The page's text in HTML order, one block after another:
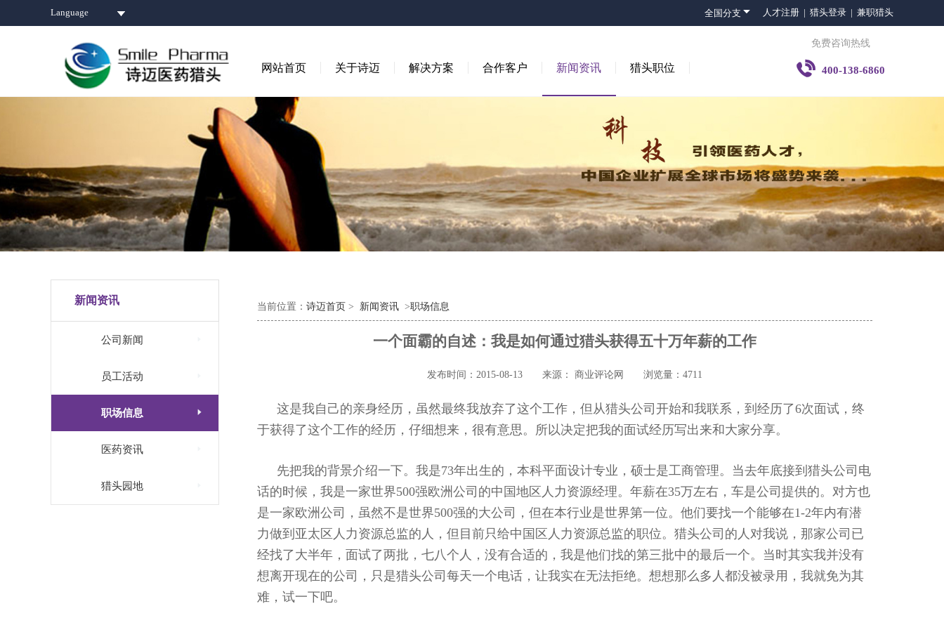
Language 全国分支  人才注册 | 猎头登录 | 兼职猎头
网站首页 关于诗迈 解决方案 合作客户 新闻资讯 猎头职位
免费咨询热线
 400-138-6860
新闻资讯
公司新闻
员工活动
职场信息 
医药资讯
猎头园地
当前位置： 诗迈首页 > 新闻资讯 >职场信息
一个面霸的自述：我是如何通过猎头获得五十万年薪的工作
发布时间：2015-08-13 来源： 商业评论网 浏览量：4711
这是我自己的亲身经历，虽然最终我放弃了这个工作，但从猎头公司开始和我联系，到经历了6次面试，终
于获得了这个工作的经历，仔细想来，很有意思。所以决定把我的面试经历写出来和大家分享。
先把我的背景介绍一下。我是73年出生的，本科平面设计专业，硕士是工商管理。当去年底接到猎头公司电
话的时候，我是一家世界500强欧洲公司的中国地区人力资源经理。年薪在35万左右，车是公司提供的。对方也
是一家欧洲公司，虽然不是世界500强的大公司，但在本行业是世界第一位。他们要找一个能够在1-2年内有潜
力做到亚太区人力资源总监的人，但目前只给中国区人力资源总监的职位。猎头公司的人对我说，那家公司已
经找了大半年，面试了两批，七八个人，没有合适的，我是他们找的第三批中的最后一个。当时其实我并没有
想离开现在的公司，只是猎头公司每天一个电话，让我实在无法拒绝。想想那么多人都没被录用，我就免为其
难，试一下吧。